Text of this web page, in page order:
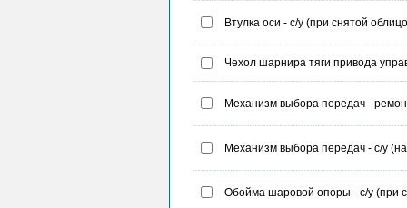
Втулка оси - с/у (при снятой
Чехол шарнира тяги привода
Механизм выбора передач -
Механизм выбора передач - с/у
Обойма шаровой опоры - с/у (при